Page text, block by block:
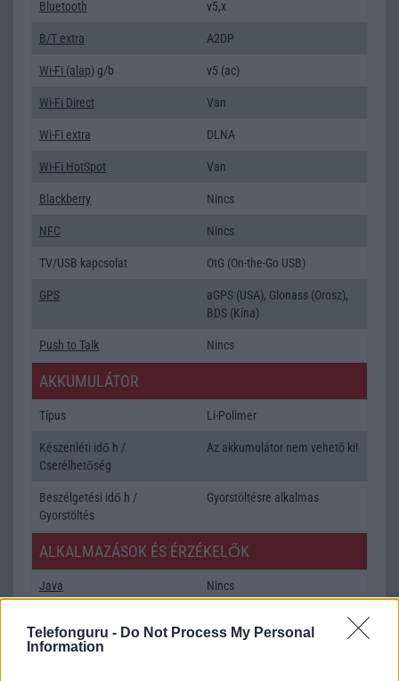
Telefonguru - Do Not Process My Personal
Information
Bluetooth v5,x
B/T extra A2DP
Wi-Fi (alap) g/b v5 (ac)
Wi-Fi Direct Van
Wi-Fi extra DLNA
Wi-Fi HotSpot Van
Blackberry Nincs
NFC Nincs
TV/USB kapcsolat OtG (On-the-Go USB)
GPS
aGPS (USA), Glonass (Orosz),
BDS (Kína)
Push to Talk Nincs
AKKUMULÁTOR
Típus Li-Polimer
Készenléti idő h /
Cserélhetőség
Az akkumulátor nem vehetõ ki!
Beszélgetési idő h /
Gyorstöltés
Gyorstöltésre alkalmas
ALKALMAZÁSOK ÉS ÉRZÉKELŐK
Java Nincs
SNS integráció